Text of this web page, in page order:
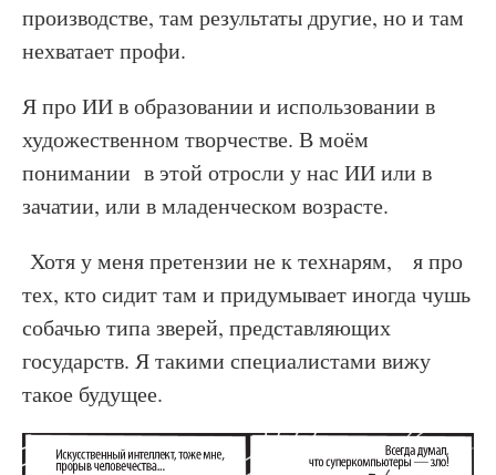
производстве, там результаты другие, но и там
нехватает профи.
Я про ИИ в образовании и использовании в
художественном творчестве. В моём
понимании в этой отросли у нас ИИ или в
зачатии, или в младенческом возрасте.
Хотя у меня претензии не к технарям, я про
тех, кто сидит там и придумывает иногда чушь
собачью типа зверей, представляющих
государств. Я такими специалистами вижу
такое будущее.